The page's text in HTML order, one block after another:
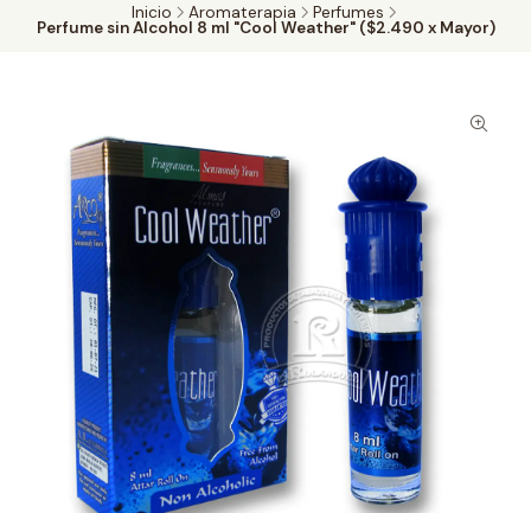
Inicio Aromaterapia Perfumes
Perfume sin Alcohol 8 ml "Cool Weather" ($2.490 x Mayor)